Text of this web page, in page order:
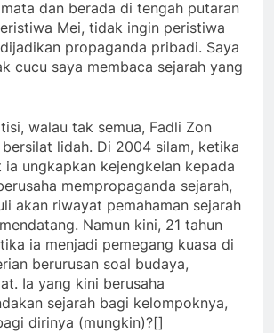
dan berada di tengah putaran
Mei, tidak ingin peristiwa
propaganda pribadi. Saya
cucu saya membaca sejarah yang
walau tak semua, Fadli Zon
lidah. Di 2004 silam, ketika
ungkapkan kejengkelan kepada
mempropaganda sejarah,
akan riwayat pemahaman sejarah
Namun kini, 21 tahun
ia menjadi pemegang kuasa di
berurusan soal budaya,
Ia yang kini berusaha
sejarah bagi kelompoknya,
dirinya (mungkin)?[]